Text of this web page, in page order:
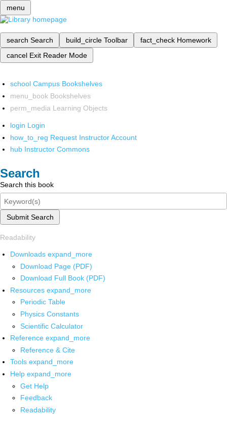
menu
search Search build_circle Toolbar fact_check Homework
cancel Exit Reader Mode
school Campus Bookshelves
menu_book Bookshelves
perm_media Learning Objects
login Login
how_to_reg Request Instructor Account
hub Instructor Commons
Search
Search this book
Submit Search
Readability
Downloads expand_more
Download Page (PDF)
Download Full Book (PDF)
Resources expand_more
Periodic Table
Physics Constants
Scientific Calculator
Reference expand_more
Reference & Cite
Tools expand_more
Help expand_more
Get Help
Feedback
Readability